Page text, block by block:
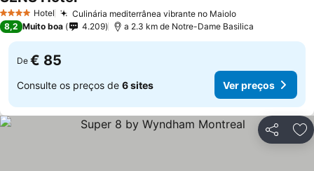
4 EstrelasHotel Culinária mediterrânea vibrante no Maiolo
8,2 Muito boa 4.209 a 2.3 km de Notre-Dame Basilica
De € 85
Consulte os preços de 6 sites Ver preços
Partilhar